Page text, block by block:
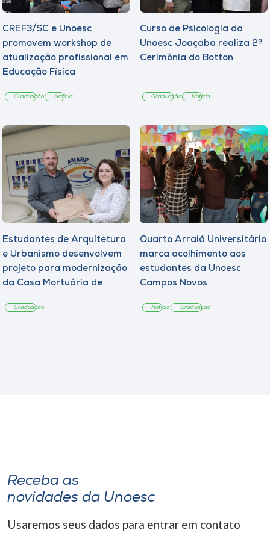
CREF3/SC e Unoesc
promovem workshop de
atualização profissional em
Educação Física
Graduação Notícia
Curso de Psicologia da
Unoesc Joaçaba realiza 2ª
Cerimônia do Botton
Graduação Notícia
Estudantes de Arquitetura
e Urbanismo desenvolvem
projeto para modernização
da Casa Mortuária de
Graduação
Quarto Arraiá Universitário
marca acolhimento aos
estudantes da Unoesc
Campos Novos
Notícia Graduação
Receba as
novidades da Unoesc
Usaremos seus dados para entrar em contato